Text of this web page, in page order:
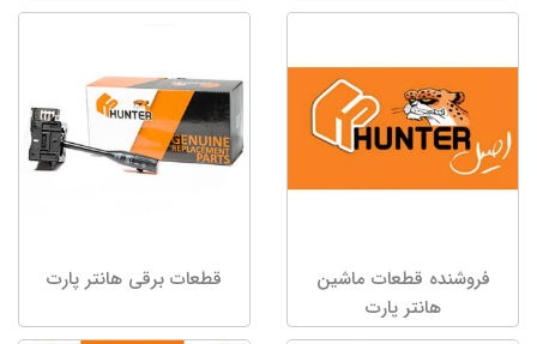
فروشنده قطعات ماشین
هانتر پارت
قطعات برقی هانتر پارت